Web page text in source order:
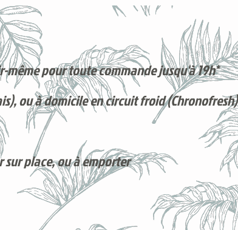
même pour toute commande jusqu'à 19h*
ou à domicile en circuit froid (Chronofresh)
sur place, ou à emporter